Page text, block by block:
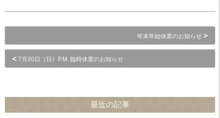
年末年始休業のお知らせ >
< 7月20日（日）P.M. 臨時休業のお知らせ
最近の記事